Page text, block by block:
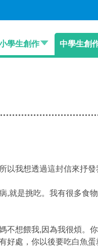
學生創作 中學生創
我想透過這封信來抒發
就是挑吃。我有很多食
想餵我,因為我很煩。
處，你以後要吃白魚